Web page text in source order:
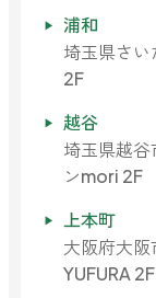
浦和
埼玉県さい
2F
越谷
埼玉県越
ンmori 2F
上本町
大阪府大
YUFURA 2F